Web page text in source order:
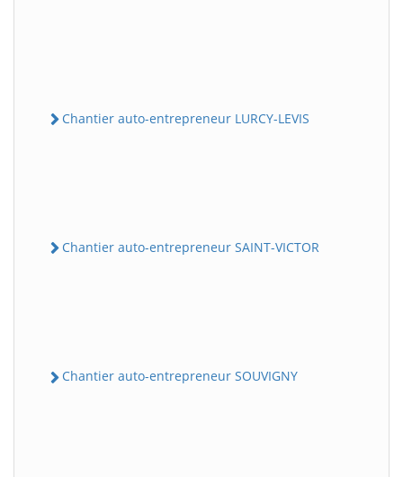
Chantier auto-entrepreneur LURCY-LEVIS
Chantier auto-entrepreneur SAINT-VICTOR
Chantier auto-entrepreneur SOUVIGNY